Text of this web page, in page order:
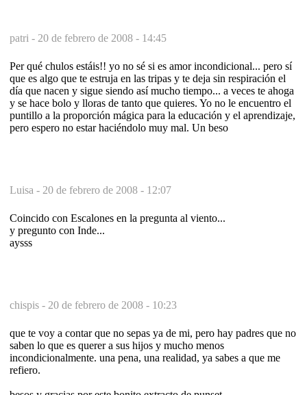
patri - 20 de febrero de 2008 - 14:45
Per qué chulos estáis!! yo no sé si es amor incondicional... pero sí
que es algo que te estruja en las tripas y te deja sin respiración el
día que nacen y sigue siendo así mucho tiempo... a veces te ahoga
y se hace bolo y lloras de tanto que quieres. Yo no le encuentro el
puntillo a la proporción mágica para la educación y el aprendizaje,
pero espero no estar haciéndolo muy mal. Un beso
Luisa - 20 de febrero de 2008 - 12:07
Coincido con Escalones en la pregunta al viento...
y pregunto con Inde...
aysss
chispis - 20 de febrero de 2008 - 10:23
que te voy a contar que no sepas ya de mi, pero hay padres que no
saben lo que es querer a sus hijos y mucho menos
incondicionalmente. una pena, una realidad, ya sabes a que me
refiero.